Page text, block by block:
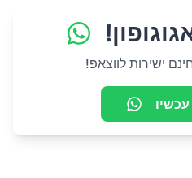
ישירות לווצאפ!